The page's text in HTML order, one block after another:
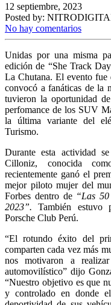
12 septiembre, 2023
Posted by:
No hay comentarios
Unidas por una misma
edición de “She Track
La Chutana. El evento fue
convocó a fanáticas de la
tuvieron la oportunidad
perfomance de los SUV
la última variante del
Turismo.
Durante esta actividad
Cilloniz, conocida
recientemente ganó el
mejor piloto mujer del
Forbes dentro de “Las
2023”. También estuvo
Porsche Club Perú.
“El rotundo éxito del
comparten cada vez más
nos motivaron a
automovilístico” dijo
“Nuestro objetivo es que
y controlado en donde